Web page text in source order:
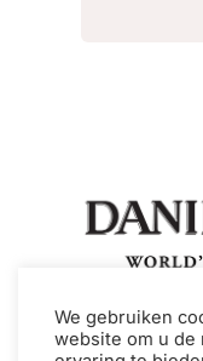
Daniel
We gebruiken
website om u de